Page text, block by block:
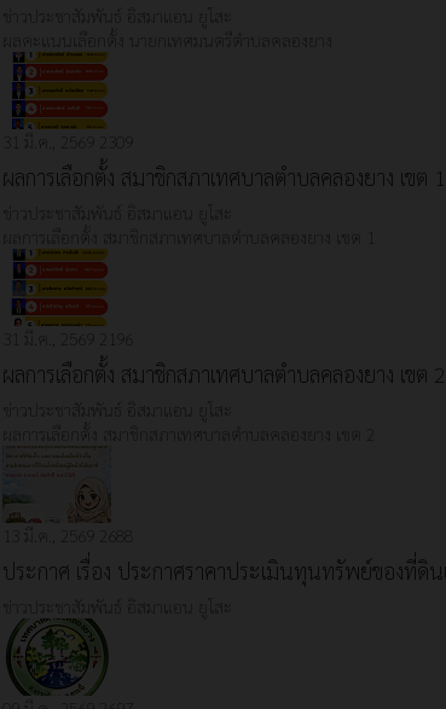
ข่าวประชาสัมพันธ์
อิสมาแอน ยูโสะ
ผลคะแนนเลือกตั้ง นายกเทศมนตรีตำบลคลองยาง
31 มี.ค., 2569 2309
ผลการเลือกตั้ง สมาชิกสภาเทศบาลตำบลคลองยาง เขต 1
ข่าวประชาสัมพันธ์
อิสมาแอน ยูโสะ
ผลการเลือกตั้ง สมาชิกสภาเทศบาลตำบลคลองยาง เขต 1
31 มี.ค., 2569
ผลการเลือกตั้ง สมาชิกสภาเทศบาลตำบลคลองยาง เขต 2
ข่าวประชาสัมพันธ์
อิสมาแอน ยูโสะ
ผลการเลือกตั้ง สมาชิกสภาเทศบาลตำบลคลองยาง เขต 2
13 มี.ค., 2569
ประกาศ เรื่อง ประกาศราคาประเมินทุนทรัพย์ของที่ดิน
ข่าวประชาสัมพันธ์ อิสมาแอน ยูโสะ